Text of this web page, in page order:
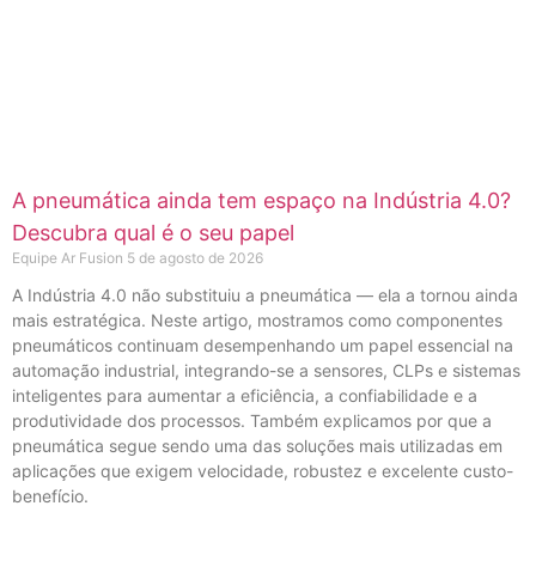
A pneumática ainda tem espaço na Indústria 4.0?
Descubra qual é o seu papel
Equipe Ar Fusion 5 de agosto de 2026
A Indústria 4.0 não substituiu a pneumática — ela a tornou ainda
mais estratégica. Neste artigo, mostramos como componentes
pneumáticos continuam desempenhando um papel essencial na
automação industrial, integrando-se a sensores, CLPs e sistemas
inteligentes para aumentar a eficiência, a confiabilidade e a
produtividade dos processos. Também explicamos por que a
pneumática segue sendo uma das soluções mais utilizadas em
aplicações que exigem velocidade, robustez e excelente custo-
benefício.